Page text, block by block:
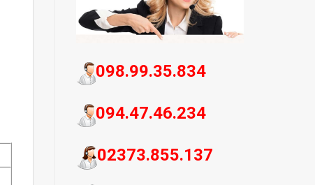
098.99.35.834
094.47.46.234
02373.855.137